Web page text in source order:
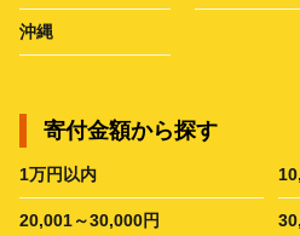
沖縄
寄付金額から探す
1万円以内
20,001～30,000円